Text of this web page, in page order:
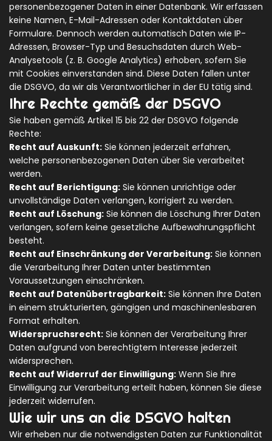
personenbezogener Daten in einer Datenbank. Wir erfassen
keine Namen, E-Mail-Adressen oder Kontaktdaten über
Formulare. Dennoch werden automatisch Daten wie IP-
Adressen, Browser-Typ und Besuchsdaten durch Web-
Analysetools (z. B. Google Analytics) erhoben, sofern Sie
mit Cookies einverstanden sind. Diese Daten fallen unter
die DSGVO, da wir als Verantwortlicher in der EU tätig sind.
Ihre Rechte gemäß der DSGVO
Sie haben gemäß Artikel 15 bis 22 der DSGVO folgende
Rechte:
Recht auf Auskunft: Sie können jederzeit erfahren,
welche personenbezogenen Daten über Sie verarbeitet
werden.
Recht auf Berichtigung: Sie können unrichtige oder
unvollständige Daten verlangen, korrigiert zu werden.
Recht auf Löschung: Sie können die Löschung Ihrer Daten
verlangen, sofern keine gesetzliche Aufbewahrungspflicht
besteht.
Recht auf Einschränkung der Verarbeitung: Sie können
die Verarbeitung Ihrer Daten unter bestimmten
Voraussetzungen einschränken.
Recht auf Datenübertragbarkeit: Sie können Ihre Daten
in einem strukturierten, gängigen und maschinenlesbaren
Format erhalten.
Widerspruchsrecht: Sie können der Verarbeitung Ihrer
Daten aufgrund von berechtigtem Interesse jederzeit
widersprechen.
Recht auf Widerruf der Einwilligung: Wenn Sie Ihre
Einwilligung zur Verarbeitung erteilt haben, können Sie diese
jederzeit widerrufen.
Wie wir uns an die DSGVO halten
Wir erheben nur die notwendigsten Daten zur Funktionalität